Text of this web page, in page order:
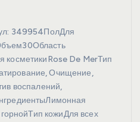
349954ПолДля
косметикиRose De MerТип
Очищение,
воспалений,
горнойТип кожиДля всех